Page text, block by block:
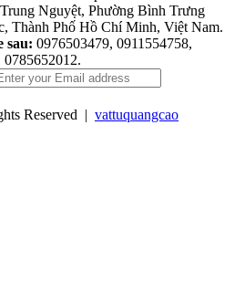
Nguyệt, Phường Bình Trưng
Thành Phố Hồ Chí Minh, Việt Nam.
sau: 0976503479, 0911554758,
Reserved | vattuquangcao